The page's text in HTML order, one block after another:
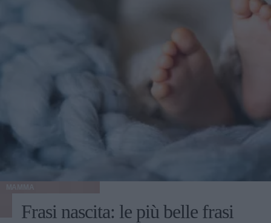
Frasi nascita: le più belle frasi